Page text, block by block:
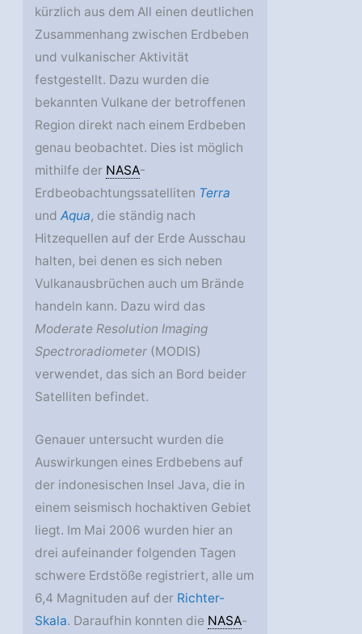
kürzlich aus dem All einen deutlichen
Zusammenhang zwischen Erdbeben
und vulkanischer Aktivität
festgestellt. Dazu wurden die
bekannten Vulkane der betroffenen
Region direkt nach einem Erdbeben
genau beobachtet. Dies ist möglich
mithilfe der NASA-
Erdbeobachtungssatelliten Terra
undAqua, die ständig nach
Hitzequellen auf der Erde Ausschau
halten, bei denen es sich neben
Vulkanausbrüchen auch um Brände
handeln kann. Dazu wird das
Moderate Resolution Imaging
Spectroradiometer (MODIS)
verwendet, das sich an Bord beider
Satelliten befindet.
Genauer untersucht wurden die
Auswirkungen eines Erdbebens auf
der indonesischen Insel Java, die in
einem seismisch hochaktiven Gebiet
liegt. Im Mai 2006 wurden hier an
drei aufeinander folgenden Tagen
schwere Erdstöße registriert, alle um
6,4 Magnituden auf der Richter-
Skala. Daraufhin konnten die NASA-